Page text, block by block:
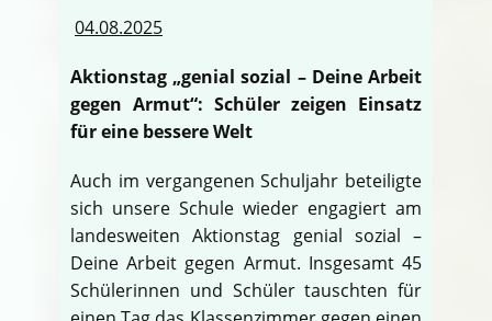
04.08.2025
Aktionstag „genial sozial – Deine Arbeit
gegen Armut“: Schüler zeigen Einsatz
für eine bessere Welt
Auch im vergangenen Schuljahr beteiligte
sich unsere Schule wieder engagiert am
landesweiten Aktionstag genial sozial –
Deine Arbeit gegen Armut. Insgesamt 45
Schülerinnen und Schüler tauschten für